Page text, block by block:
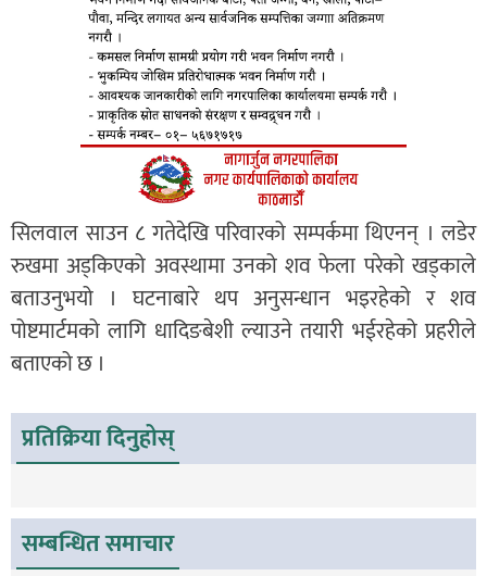
सिलवाल साउन ८ गतेदेखि परिवारको सम्पर्कमा थिएनन् । लडेर
रुखमा अड्किएको अवस्थामा उनको शव फेला परेको खड्काले
बताउनुभयो । घटनाबारे थप अनुसन्धान भइरहेको र शव
पोष्टमार्टमको लागि धादिङबेशी ल्याउने तयारी भईरहेको प्रहरीले
बताएको छ ।
प्रतिक्रिया दिनुहोस्
सम्बन्धित समाचार